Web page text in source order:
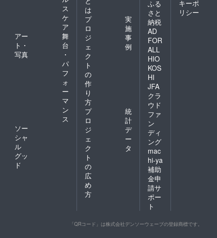
ス
ケ
ア
アー
ト・
写真
舞
台
・
パ
フ
ォ
ー
マ
ン
ス
ソー
シャ
ル
グッ
ド
は
プ
ロ
ジ
ェ
ク
ト
の
作
り
方
実
施
事
例
プ
ロ
ジ
ェ
ク
ト
の
広
め
方
統
計
デ
ー
タ
ふる
さと
納税
AD
FOR
ALL
HIO
KOS
HI
JFA
クラ
ウド
ファ
ン
ディ
ング
mac
hi-ya
補助
金申
請サ
ポー
ト
キーポ
リシー
「QRコード」は株式会社デンソーウェーブの登録商標です。